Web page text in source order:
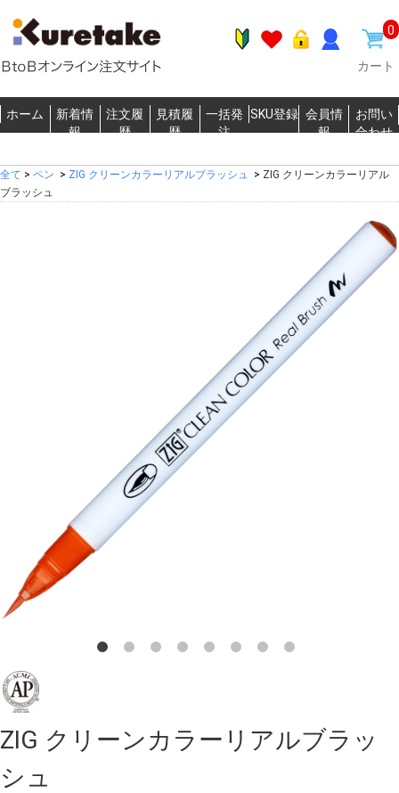
0
カート
ホーム
新着情
報
注文履
歴
見積履
歴
一括発
注
SKU登録 会員情
報
お問い
合わせ
全て > ペン > ZIG クリーンカラーリアルブラッシュ > ZIG クリーンカラーリアル
ブラッシュ
ZIG クリーンカラーリアルブラッ
シュ